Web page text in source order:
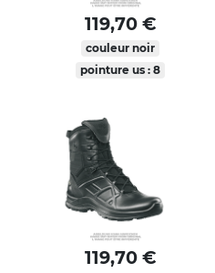
119,70 €
couleur noir
pointure us : 8
119,70 €